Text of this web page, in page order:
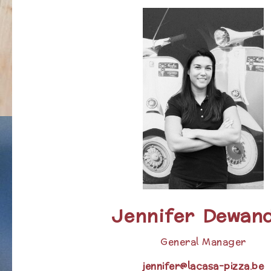
Jennifer
General Manager
jennifer@lacasa-pizza.be